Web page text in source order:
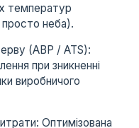
температур
неба).
(АВР / ATS):
при зникненні
виробничого
Оптимізована